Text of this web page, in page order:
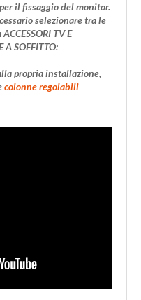
il fissaggio del monitor.
selezionare tra le
TV E
A SOFFITTO:
propria installazione,
colonne regolabili